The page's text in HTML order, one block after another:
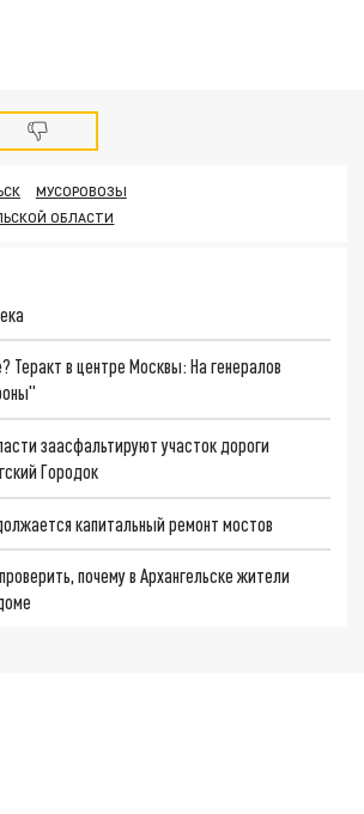
МУСОРОВОЗЫ
ОБЛАСТИ
Теракт в центре Москвы: На генералов
заасфальтируют участок дороги
Городок
капитальный ремонт мостов
почему в Архангельске жители